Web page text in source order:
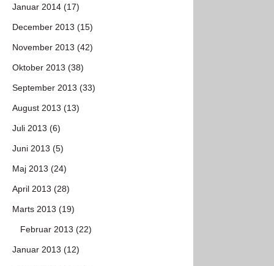
Januar 2014 (17)
December 2013 (15)
November 2013 (42)
Oktober 2013 (38)
September 2013 (33)
August 2013 (13)
Juli 2013 (6)
Juni 2013 (5)
Maj 2013 (24)
April 2013 (28)
Marts 2013 (19)
Februar 2013 (22)
Januar 2013 (12)